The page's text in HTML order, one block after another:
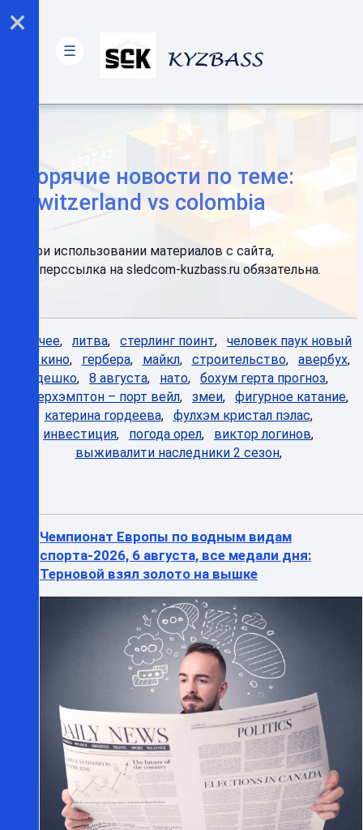
Горячие новости по теме:
switzerland vs colombia
При использовании материалов с сайта,
гиперссылка на sledcom-kuzbass.ru обязательна.
Горячее,литва, стерлинг поинт, человек паук новый
день кино, гербера, майкл, строительство, авербух,
едешко, 8 августа, нато, бохум герта прогноз,
вулверхэмптон – порт вейл, змеи, фигурное катание,
катерина гордеева, фулхэм кристал пэлас,
инвестиция, погода орел, виктор логинов,
выживалити наследники 2 сезон,
Чемпионат Европы по водным видам
спорта-2026, 6 августа, все медали дня:
Терновой взял золото на вышке
×
☰